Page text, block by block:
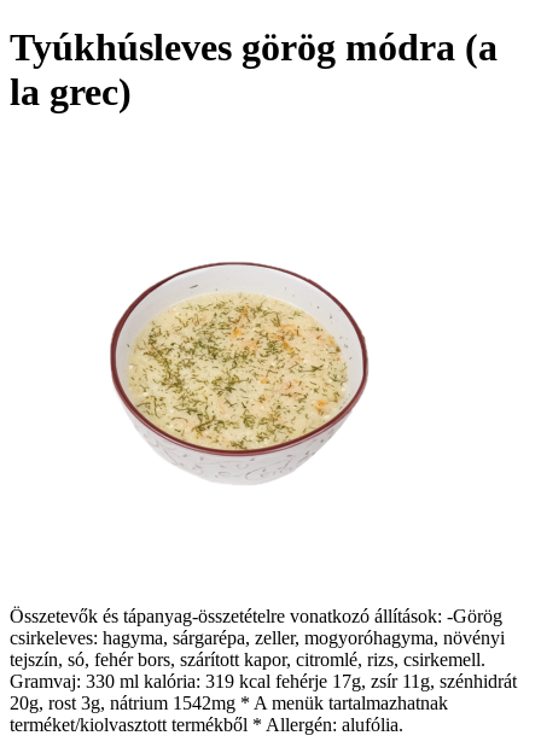
Tyúkhúsleves görög módra (a
la grec)
Összetevők és tápanyag-összetételre vonatkozó állítások: -Görög
csirkeleves: hagyma, sárgarépa, zeller, mogyoróhagyma, növényi
tejszín, só, fehér bors, szárított kapor, citromlé, rizs, csirkemell.
Gramvaj: 330 ml kalória: 319 kcal fehérje 17g, zsír 11g, szénhidrát
20g, rost 3g, nátrium 1542mg * A menük tartalmazhatnak
terméket/kiolvasztott termékből * Allergén: alufólia.